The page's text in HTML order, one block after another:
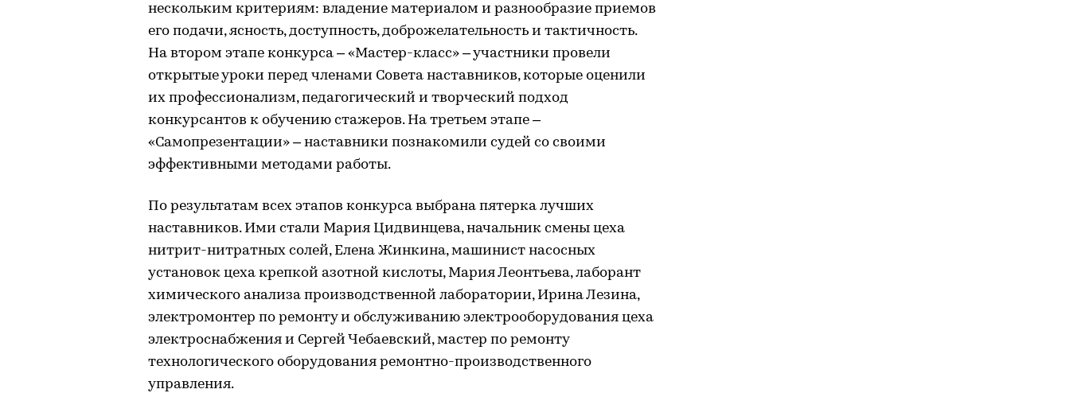
нескольким критериям: владение материалом и разнообразие приемов
его подачи, ясность, доступность, доброжелательность и тактичность.
На втором этапе конкурса – «Мастер-класс» – участники провели
открытые уроки перед членами Совета наставников, которые оценили
их профессионализм, педагогический и творческий подход
конкурсантов к обучению стажеров. На третьем этапе –
«Самопрезентации» – наставники познакомили судей со своими
эффективными методами работы.
По результатам всех этапов конкурса выбрана пятерка лучших
наставников. Ими стали Мария Цидвинцева, начальник смены цеха
нитрит-нитратных солей, Елена Жинкина, машинист насосных
установок цеха крепкой азотной кислоты, Мария Леонтьева, лаборант
химического анализа производственной лаборатории, Ирина Лезина,
электромонтер по ремонту и обслуживанию электрооборудования цеха
электроснабжения и Сергей Чебаевский, мастер по ремонту
технологического оборудования ремонтно-производственного
управления.